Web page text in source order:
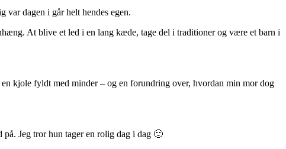
var dagen i går helt hendes egen.
At blive et led i en lang kæde, tage del i traditioner og være et barn i
kjole fyldt med minder – og en forundring over, hvordan min mor dog
Jeg tror hun tager en rolig dag i dag 🙂